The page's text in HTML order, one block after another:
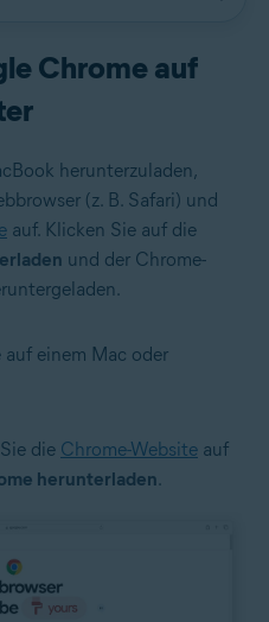
Chrome auf
herunterzuladen,
(z. B. Safari) und
auf. Klicken Sie auf die
und der Chrome-
einem Mac oder
die Chrome-Website auf
herunterladen.